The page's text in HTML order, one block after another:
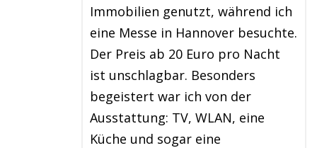
Immobilien genutzt, während ich
eine Messe in Hannover besuchte.
Der Preis ab 20 Euro pro Nacht
ist unschlagbar. Besonders
begeistert war ich von der
Ausstattung: TV, WLAN, eine
Küche und sogar eine